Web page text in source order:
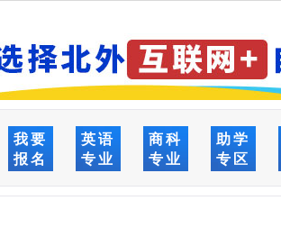
我要
报名
英语
专业
商科
专业
助学
专区